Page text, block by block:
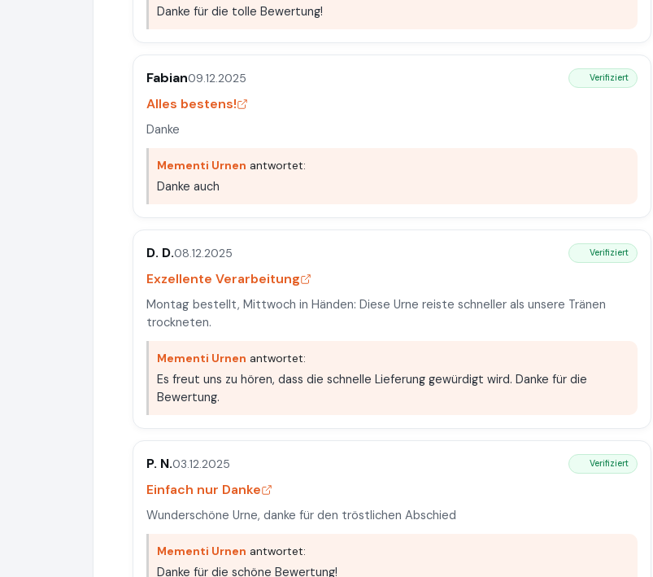
Danke für die tolle Bewertung!
Fabian09.12.2025 Verifiziert
Alles bestens!
Danke
Mementi Urnen antwortet:
Danke auch
D. D.08.12.2025 Verifiziert
Exzellente Verarbeitung
Montag bestellt, Mittwoch in Händen: Diese Urne reiste schneller als unsere Tränen
trockneten.
Mementi Urnen antwortet:
Es freut uns zu hören, dass die schnelle Lieferung gewürdigt wird. Danke für die
Bewertung.
P. N.03.12.2025 Verifiziert
Einfach nur Danke
Wunderschöne Urne, danke für den tröstlichen Abschied
Mementi Urnen antwortet:
Danke für die schöne Bewertung!